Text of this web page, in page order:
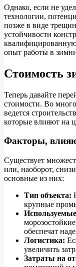
Однако, если не
технологии,
позже в виде
устойчивости
опыт работы в
Стоимость
Теперь давайте
стоимости. Во
ведется
которые влияют на
Факторы,
Существует
или, наоборот,
основные из них:
Тип объекта:
крупные
обеспечат
Логистика:
увеличить
Затраты на